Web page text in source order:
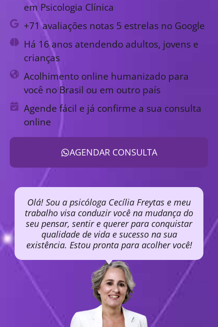
em Psicologia Clínica
+71 avaliações notas 5 estrelas no Google
Há 16 anos atendendo adultos, jovens e
crianças
Acolhimento online humanizado para
você no Brasil ou em outro país
Agende fácil e já confirme a sua consulta
online
AGENDAR CONSULTA
Olá! Sou a psicóloga Cecília Freytas e meu
trabalho visa conduzir você na mudança do
seu pensar, sentir e querer para conquistar
qualidade de vida e sucesso na sua
existência. Estou pronta para acolher você!